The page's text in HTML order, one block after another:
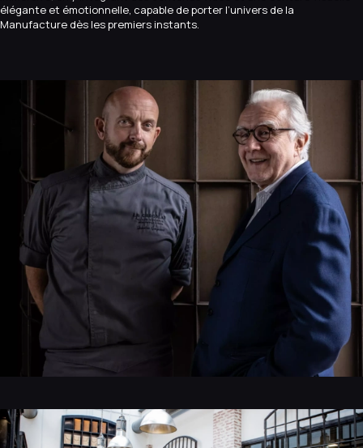
élégante et émotionnelle, capable de porter l’univers de la
Manufacture dès les premiers instants.